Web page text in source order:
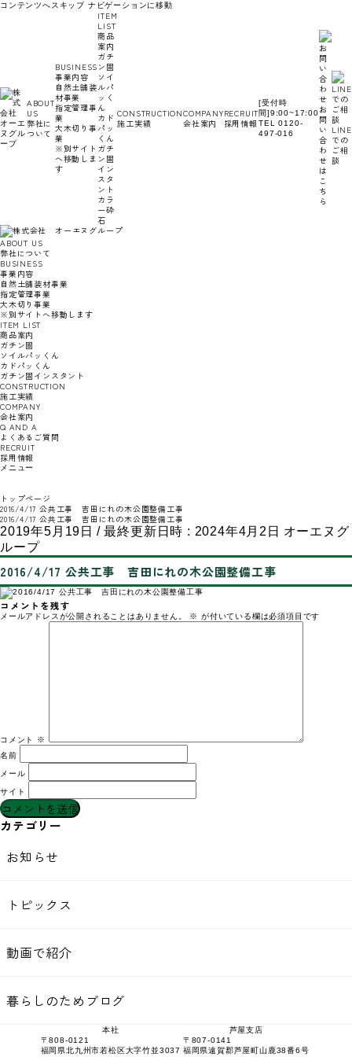
コンテンツへスキップ ナビゲーションに移動
ABOUT
US
弊社に
ついて
BUSINESS
事業内容
自然土舗装
材事業
指定管理事
業
大木切り事
業
※別サイト
へ移動しま
す
ITEM
LIST
商品
案内
ガチ
ン固
ソイ
ルパ
ッく
ん
カド
パッ
くん
ガチ
ン固
イン
スタ
ント
カラ
ー砕
石
CONSTRUCTION
施工実績
COMPANY
会社案内
RECRUIT
採用情報
[受付時
間]9:00~17:00
TEL 0120-
497-016
お
問
い
合
わ
せ
は
こ
ち
ら
LINE
での
ご相
談
ABOUT US
弊社について
BUSINESS
事業内容
自然土舗装材事業
指定管理事業
大木切り事業
※別サイトへ移動します
ITEM LIST
商品案内
ガチン固
ソイルパッくん
カドパッくん
ガチン固インスタント
CONSTRUCTION
施工実績
COMPANY
会社案内
Q AND A
よくあるご質問
RECRUIT
採用情報
メニュー
トップページ
2016/4/17 公共工事 吉田にれの木公園整備工事
2016/4/17 公共工事 吉田にれの木公園整備工事
2019年5月19日 / 最終更新日時 : 2024年4月2日 オーエヌグ
ループ
2016/4/17 公共工事 吉田にれの木公園整備工事
コメントを残す
メールアドレスが公開されることはありません。 ※ が付いている欄は必須項目です
コメント ※
名前
メール
サイト
カテゴリー
お知らせ
トピックス
動画で紹介
暮らしのためブログ
本社
〒808-0121
福岡県北九州市若松区大字竹並3037
芦屋支店
〒807-0141
福岡県遠賀郡芦屋町山鹿38番6号